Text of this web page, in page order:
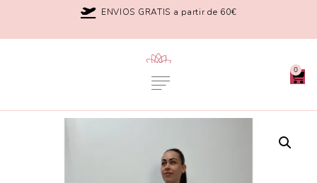
ENVIOS GRATIS a partir de 60€
0